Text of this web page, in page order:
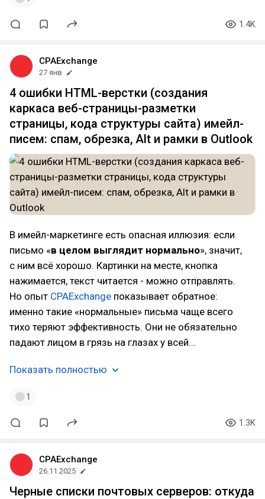
1.4K
CPAExchange
27 янв
4 ошибки HTML-верстки (создания
каркаса веб-страницы-разметки
страницы, кода структуры сайта) имейл-
писем: спам, обрезка, Alt и рамки в Outlook
В имейл-маркетинге есть опасная иллюзия: если
письмо «в целом выглядит нормально», значит,
с ним всё хорошо. Картинки на месте, кнопка
нажимается, текст читается - можно отправлять.
Но опыт CPAExchange показывает обратное:
именно такие «нормальные» письма чаще всего
тихо теряют эффективность. Они не обязательно
падают лицом в грязь на глазах у всей…
Показать полностью
1
1.3K
CPAExchange
26.11.2025
Черные списки почтовых серверов: откуда